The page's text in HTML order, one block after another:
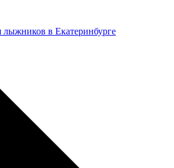
лыжников в Екатеринбурге